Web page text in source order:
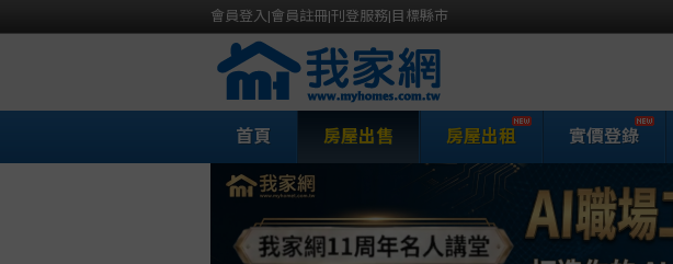
會員登入|會員註冊|刊登服務| 目標縣市
首頁 房屋出售 房屋出租 實價登錄